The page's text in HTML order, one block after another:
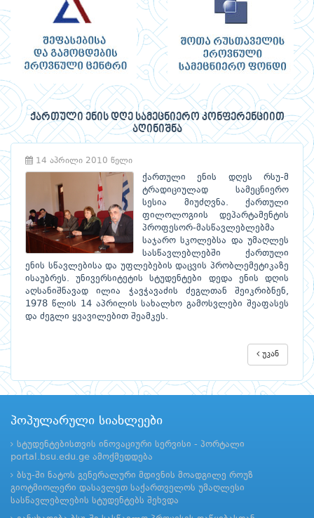
ქართული ენის დღე სამეცნიერო კონფერენციით
აღინიშნა
14 აპრილი 2010 წელი
ქართული ენის დღეს რსუ-მ
ტრადიციულად სამეცნიერო
სესია მიუძღვნა. ქართული
ფილოლოგიის დეპარტამენტის
პროფესორ-მასწავლებლებმა
საჯარო სკოლებსა და უმაღლეს
სასწავლებლებში ქართული
ენის სწავლებისა და უფლებების დაცვის პრობლემეტიკაზე
ისაუბრეს. უნივერსიტეტის სტუდენტები დედა ენის დღის
აღსანიშნავად ილია ჭავჭავაძის ძეგლთან შეიკრიბნენ,
1978 წლის 14 აპრილის სახალხო გამოსვლები შეაფასეს
და ძეგლი ყვავილებით შეამკეს.
უკან
პოპულარული სიახლეები
სტუდენტებისთვის ინოვაციური სერვისი - პორტალი
portal.bsu.edu.ge ამოქმედდება
ბსუ-ში ნატოს გენერალური მდივნის მოადგილე როუზ
გიოტმიოლერი დასავლეთ საქართველოს უმაღლესი
სასწავლებლების სტუდენტებს შეხვდა